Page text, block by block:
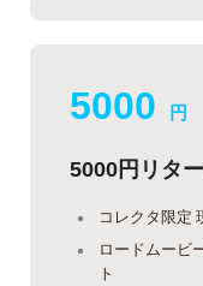
5000 円
5000円リタ
コレクタ限定
ロードムービ
ト